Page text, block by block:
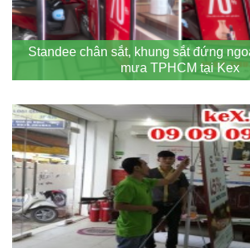
Standee chân sắt, khung sắt đứng
mưa TPHCM tại Kex